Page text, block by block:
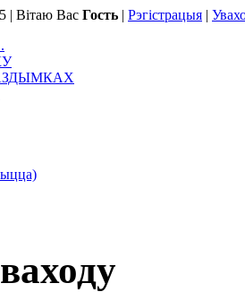
| Вітаю Вас Гость | Рэгістрацыя |